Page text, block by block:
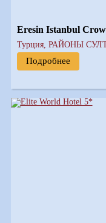
Eresin Istanbul
Турция, РАЙОНЫ
Подробнее